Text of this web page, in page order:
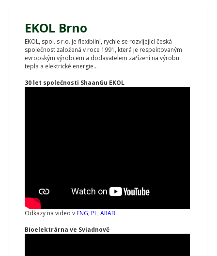
EKOL Brno
EKOL, spol. s r.o. je flexibilní, rychle se rozvíjející česká
společnost založená v roce 1991, která je respektovaným
evropským výrobcem a dodavatelem zařízení na výrobu
tepla a elektrické energie...
30 let společnosti ShaanGu EKOL
Odkazy na video vENG, PL, ARAB
Bioelektrárna ve Sviadnově